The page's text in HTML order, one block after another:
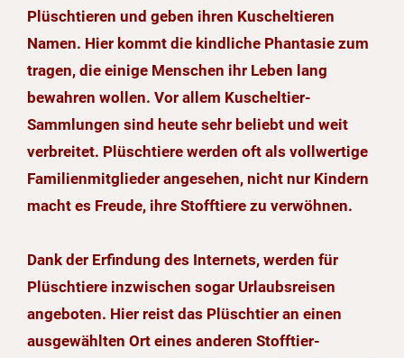
Plüschtieren und geben ihren Kuscheltieren
Namen. Hier kommt die kindliche Phantasie zum
tragen, die einige Menschen ihr Leben lang
bewahren wollen. Vor allem Kuscheltier-
Sammlungen sind heute sehr beliebt und weit
verbreitet. Plüschtiere werden oft als vollwertige
Familienmitglieder angesehen, nicht nur Kindern
macht es Freude, ihre Stofftiere zu verwöhnen.
Dank der Erfindung des Internets, werden für
Plüschtiere inzwischen sogar Urlaubsreisen
angeboten. Hier reist das Plüschtier an einen
ausgewählten Ort eines anderen Stofftier-